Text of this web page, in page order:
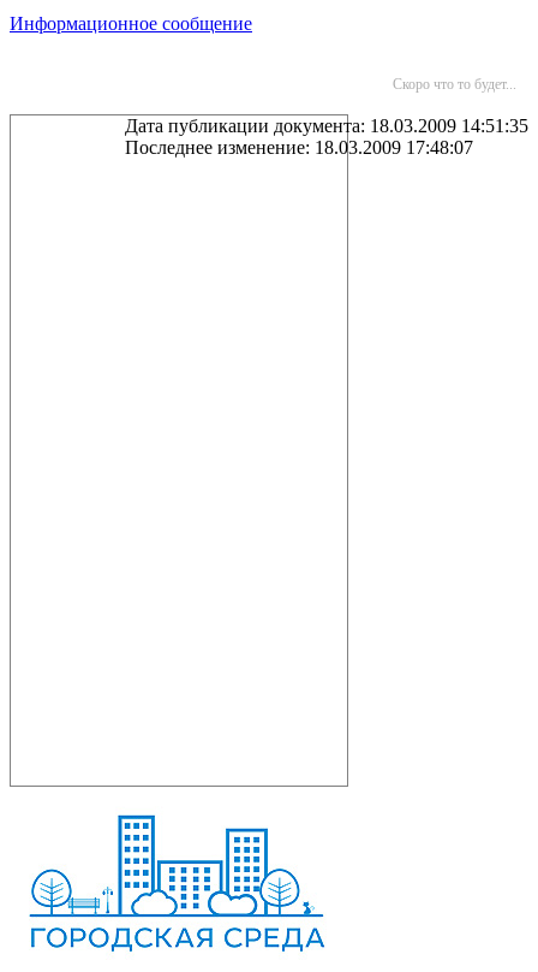
Информационное сообщение
Скоро что то будет...
Дата публикации документа: 18.03.2009 14:51:35
Последнее изменение: 18.03.2009 17:48:07